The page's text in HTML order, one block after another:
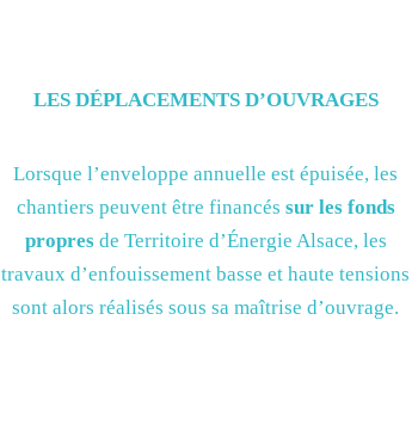
LES DÉPLACEMENTS D’OUVRAGES
Lorsque l’enveloppe annuelle est épuisée, les
chantiers peuvent être financés sur les fonds
propresde Territoire d’Énergie Alsace, les
travaux d’enfouissement basse et haute tensions
sont alors réalisés sous sa maîtrise d’ouvrage.